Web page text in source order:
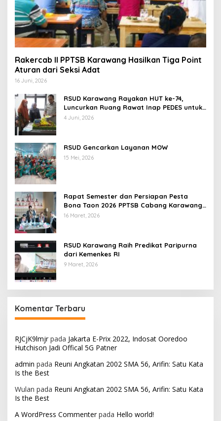
Rakercab II PPTSB Karawang Hasilkan Tiga Point
Aturan dari Seksi Adat
16 Juni, 2026
RSUD Karawang Rayakan HUT ke-74,
Luncurkan Ruang Rawat Inap PEDES untuk
Tingkatkan Pelayanan Kesehatan
4 Juni, 2026
RSUD Gencarkan Layanan MOW
15 Mei, 2026
Rapat Semester dan Persiapan Pesta
Bona Taon 2026 PPTSB Cabang Karawang
Digelar
16 Maret, 2026
RSUD Karawang Raih Predikat Paripurna
dari Kemenkes RI
9 Maret, 2026
Komentar Terbaru
RJCjK9lmjrpada Jakarta E-Prix 2022, Indosat Ooredoo
Hutchison Jadi Offical 5G Patner
admin pada Reuni Angkatan 2002 SMA 56, Arifin: Satu Kata
Is the Best
Wulan pada Reuni Angkatan 2002 SMA 56, Arifin: Satu Kata
Is the Best
A WordPress Commenterpada Hello world!